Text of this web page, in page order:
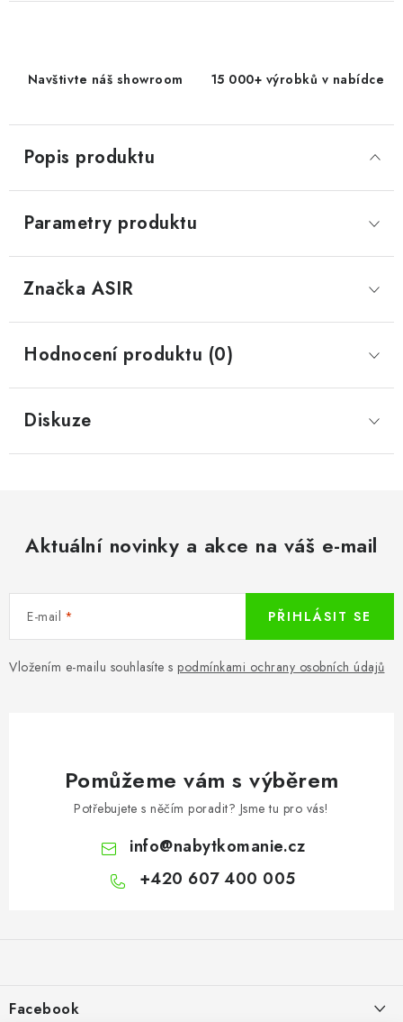
Navštivte náš showroom 15 000+ výrobků v nabídce
Popis produktu
Parametry produktu
Značka ASIR
Hodnocení produktu (0)
Diskuze
Aktuální novinky a akce na váš e-mail
E-mail
Vložením e-mailu souhlasíte s podmínkami ochrany osobních údajů
PŘIHLÁSIT SE
Pomůžeme vám s výběrem
Potřebujete s něčím poradit? Jsme tu pro vás!
info@nabytkomanie.cz
+420 607 400 005
aFacebook